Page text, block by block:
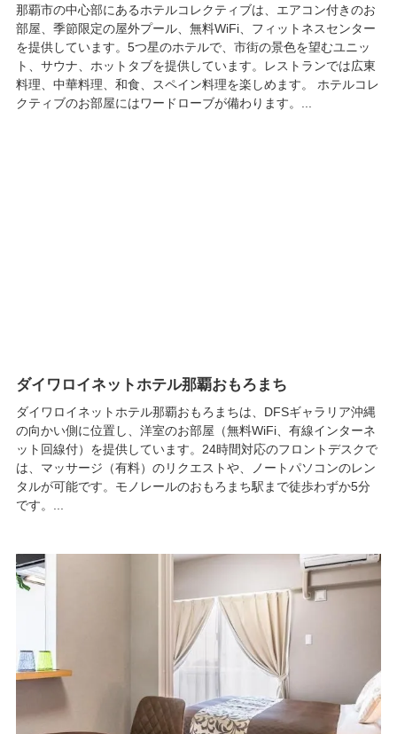
那覇市の中心部にあるホテルコレクティブは、エアコン付きのお
部屋、季節限定の屋外プール、無料WiFi、フィットネスセンター
を提供しています。5つ星のホテルで、市街の景色を望むユニッ
ト、サウナ、ホットタブを提供しています。レストランでは広東
料理、中華料理、和食、スペイン料理を楽しめます。 ホテルコレ
クティブのお部屋にはワードローブが備わります。...
ダイワロイネットホテル那覇おもろまち
ダイワロイネットホテル那覇おもろまちは、DFSギャラリア沖縄
の向かい側に位置し、洋室のお部屋（無料WiFi、有線インターネ
ット回線付）を提供しています。24時間対応のフロントデスクで
は、マッサージ（有料）のリクエストや、ノートパソコンのレン
タルが可能です。モノレールのおもろまち駅まで徒歩わずか5分
です。...